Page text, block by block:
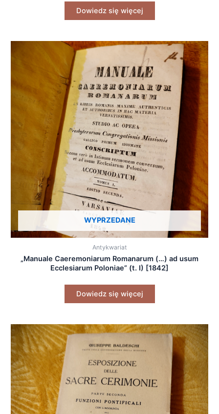
Dowiedz się więcej
WYPRZEDANE
Antykwariat
„Manuale Caeremoniarum Romanarum (…) ad usum
Ecclesiarum Poloniae” (t. I) [1842]
Dowiedz się więcej